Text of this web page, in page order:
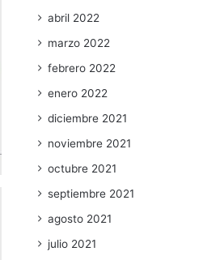
abril 2022
marzo 2022
febrero 2022
enero 2022
diciembre 2021
noviembre 2021
octubre 2021
septiembre 2021
agosto 2021
julio 2021